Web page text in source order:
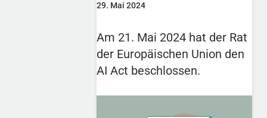
29. Mai 2024
Am 21. Mai 2024 hat der Rat
der Europäischen Union den
AI Act beschlossen.